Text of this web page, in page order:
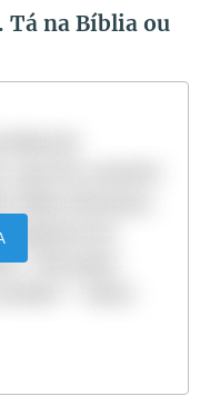
Tá na Bíblia ou
palavras do
'Há maior